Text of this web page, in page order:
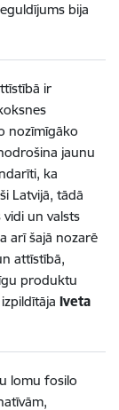
bija
ir
nozīmīgāko
jaunu
ka
Latvijā, tādā
un valsts
arī šajā nozarē
attīstībā,
produktu
Iveta
lomu fosilo